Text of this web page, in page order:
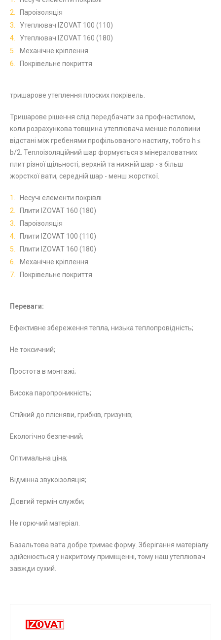
Пароізоляція
Утеплювач IZOVAT 100 (110)
Утеплювач IZOVAT 160 (180)
Механічне кріплення
Покрівельне покриття
тришарове утеплення плоских покрівель.
Тришарове рішення слід передбачати за профнастилом,
коли розрахункова товщина утеплювача менше половини
відстані між гребенями профільованого настилу, тобто h ≤
b/2. Теплоізоляційний шар формується з мінераловатних
плит різної щільності, верхній та нижній шар - з більш
жорсткої вати, середній шар - менш жорсткої.
Несучі елементи покрівлі
Плити IZOVAT 160 (180)
Пароізоляція
Плити IZOVAT 100 (110)
Плити IZOVAT 160 (180)
Механічне кріплення
Покрівельне покриття
Переваги:
Ефективне збереження тепла, низька теплопровідність;
Не токсичний;
Простота в монтажі;
Висока паропроникність;
Стійкий до плісняви, грибків, гризунів;
Екологічно безпечний;
Оптимальна ціна;
Відмінна звукоізоляція;
Довгий термін служби;
Не горючий матеріал.
Базальтова вата добре тримає форму. Зберігання матеріалу
здійснюється у накритому приміщенні, тому наш утеплювач
завжди сухий.